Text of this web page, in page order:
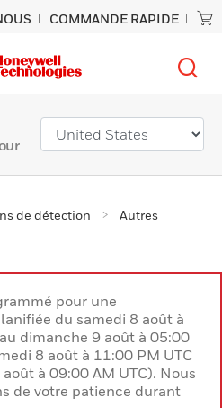
COMMANDE RAPIDE
de détection
Autres
pour une
du samedi 8 août à
dimanche 9 août à 05:00
8 août à 11:00 PM UTC
à 09:00 AM UTC). Nous
de votre patience durant